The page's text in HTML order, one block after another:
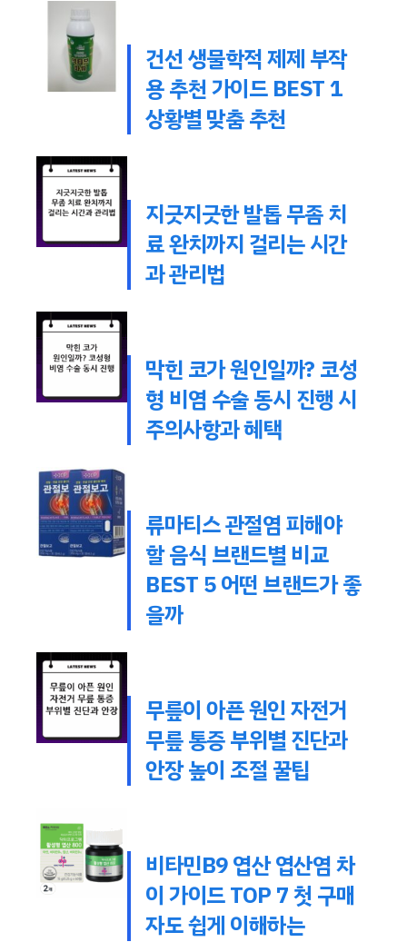
건선 생물학적 제제 부작
용 추천 가이드 BEST 1
상황별 맞춤 추천
지긋지긋한 발톱 무좀 치
료 완치까지 걸리는 시간
과 관리법
막힌 코가 원인일까? 코성
형 비염 수술 동시 진행 시
주의사항과 혜택
류마티스 관절염 피해야
할 음식 브랜드별 비교
BEST 5 어떤 브랜드가 좋
을까
무릎이 아픈 원인 자전거
무릎 통증 부위별 진단과
안장 높이 조절 꿀팁
비타민B9 엽산 엽산염 차
이 가이드 TOP 7 첫 구매
자도 쉽게 이해하는